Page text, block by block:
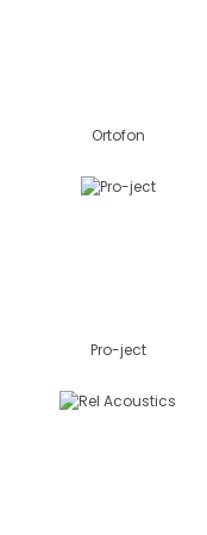
Ortofon
Pro-ject